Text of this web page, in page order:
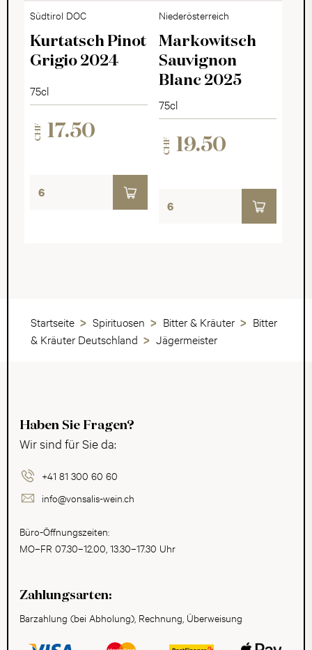
Südtirol DOC
Kurtatsch Pinot
Grigio 2024
75cl
CHF 17.50
Niederösterreich
Markowitsch
Sauvignon
Blanc 2025
75cl
CHF 19.50
Startseite Spirituosen Bitter & Kräuter
Bitter
& Kräuter Deutschland
Jägermeister
Haben Sie Fragen?
Wir sind für Sie da:
+41 81 300 60 60
info@vonsalis-wein.ch
Büro-Öffnungszeiten:
MO–FR 07.30–12.00, 13.30–17.30 Uhr
Zahlungsarten:
Barzahlung (bei Abholung), Rechnung, Überweisung